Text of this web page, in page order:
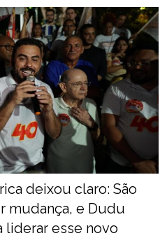
deixou claro: São
mudança, e Dudu
liderar esse novo